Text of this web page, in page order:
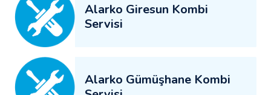
Alarko Giresun Kombi
Servisi
Alarko Gümüşhane Kombi